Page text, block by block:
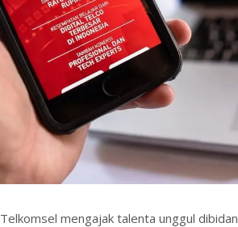
Telkomsel mengajak talenta unggul